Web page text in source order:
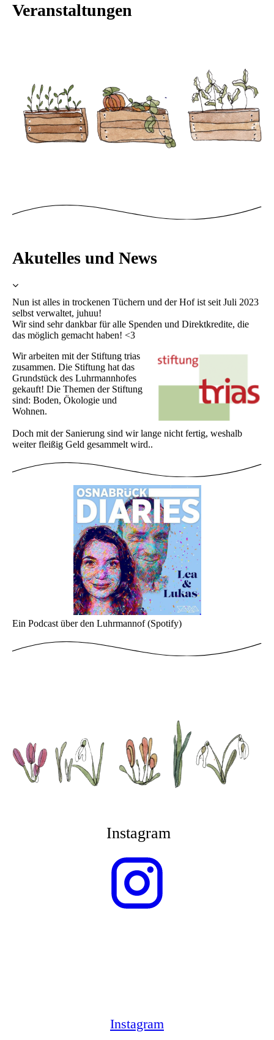
Veranstaltungen
Akutelles und News
Nun ist alles in trockenen Tüchern und der Hof ist seit Juli 2023
selbst verwaltet, juhuu!
Wir sind sehr dankbar für alle Spenden und Direktkredite, die
das möglich gemacht haben! <3
Wir arbeiten mit der Stiftung trias
zusammen. Die Stiftung hat das
Grundstück des Luhrmannhofes
gekauft! Die Themen der Stiftung
sind: Boden, Ökologie und
Wohnen.
Doch mit der Sanierung sind wir lange nicht fertig, weshalb
weiter fleißig Geld gesammelt wird..
Ein Podcast über den Luhrmannof (Spotify)
Instagram
Instagram